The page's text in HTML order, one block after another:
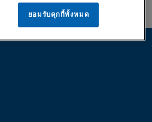
ยอมรับคุกกี้ทั้งหมด